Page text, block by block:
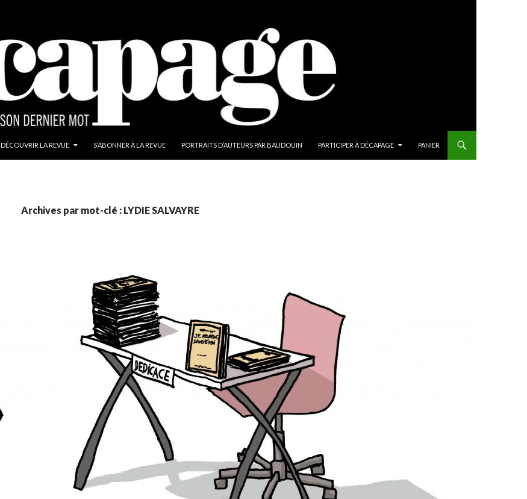
DÉCOUVRIR LA REVUE S’ABONNER À LA REVUE PORTRAITS D’AUTEURS PAR BAUDOUIN PARTICIPER À DÉCAPAGE PANIER
Archives par mot-clé : LYDIE SALVAYRE